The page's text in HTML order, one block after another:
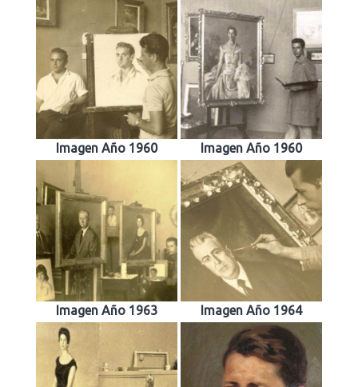
Imagen Año 1960 Imagen Año 1960
Imagen Año 1963 Imagen Año 1964